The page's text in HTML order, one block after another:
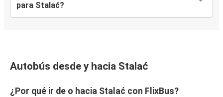
para Stalać?
Autobús desde y hacia Stalać
¿Por qué ir de o hacia Stalać con FlixBus?